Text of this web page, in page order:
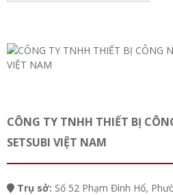
CÔNG TY TNHH THIẾT BỊ
SETSUBI VIỆT NAM
Trụ sở: Số 52 Phạm Đình Hổ,